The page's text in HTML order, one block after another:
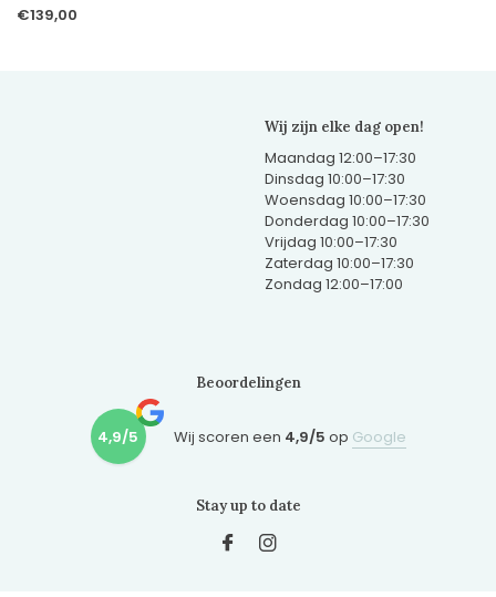
€139,00
Wij zijn elke dag open!
Maandag 12:00–17:30
Dinsdag 10:00–17:30
Woensdag 10:00–17:30
Donderdag 10:00–17:30
Vrijdag 10:00–17:30
Zaterdag 10:00–17:30
Zondag 12:00–17:00
Beoordelingen
4,9/5 Wij scoren een 4,9/5 op Google
Stay up to date